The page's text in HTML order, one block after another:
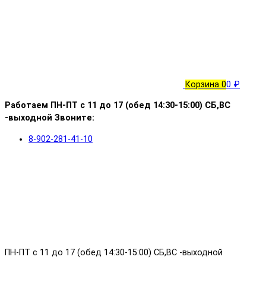
Корзина 00 ₽
Работаем ПН-ПТ с 11 до 17 (обед 14:30-15:00) СБ,ВС
-выходной Звоните:
8-902-281-41-10
ПН-ПТ с 11 до 17 (обед 14:30-15:00) СБ,ВС -выходной